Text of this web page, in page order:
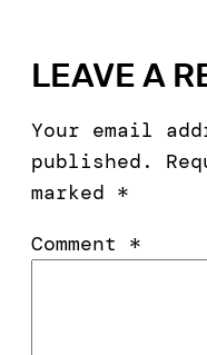
LEAVE A
Your email
published.
marked *
Comment *